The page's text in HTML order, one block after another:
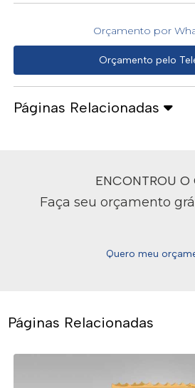
Orçamento por
Orçamento pelo
Páginas Relacionadas
ENCONTROU O
Faça seu orçamento
Quero meu
Páginas Relacionadas